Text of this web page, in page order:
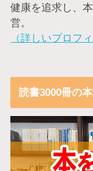
健康を追求し、
営。
（詳しいプロフ
読書3000冊の